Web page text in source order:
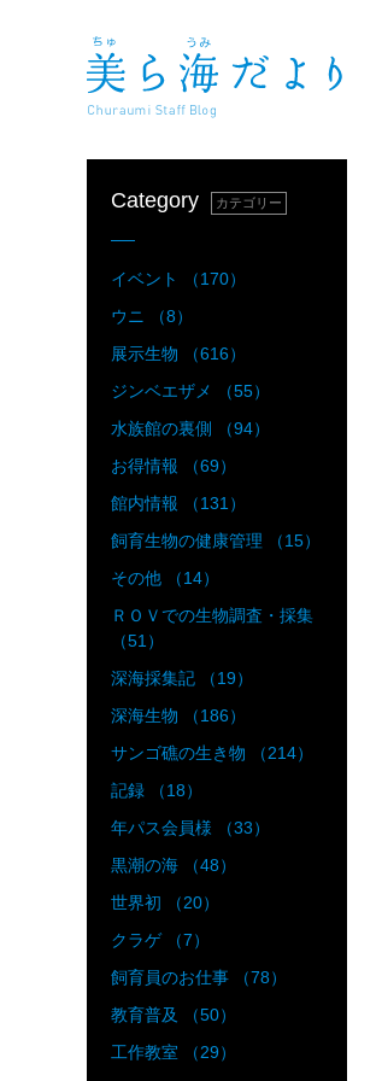
Category カテゴリー
イベント （170）
ウニ （8）
展示生物 （616）
ジンベエザメ （55）
水族館の裏側 （94）
お得情報 （69）
館内情報 （131）
飼育生物の健康管理 （15）
その他 （14）
ＲＯＶでの生物調査・採集
（51）
深海採集記 （19）
深海生物 （186）
サンゴ礁の生き物 （214）
記録 （18）
年パス会員様 （33）
黒潮の海 （48）
世界初 （20）
クラゲ （7）
飼育員のお仕事 （78）
教育普及 （50）
工作教室 （29）